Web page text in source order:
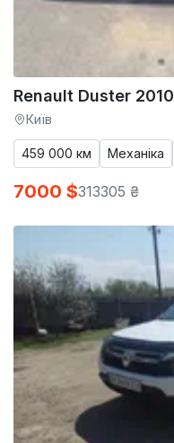
Renault Duster 2010
Київ
459 000 км Механіка
7000 $313305 ₴